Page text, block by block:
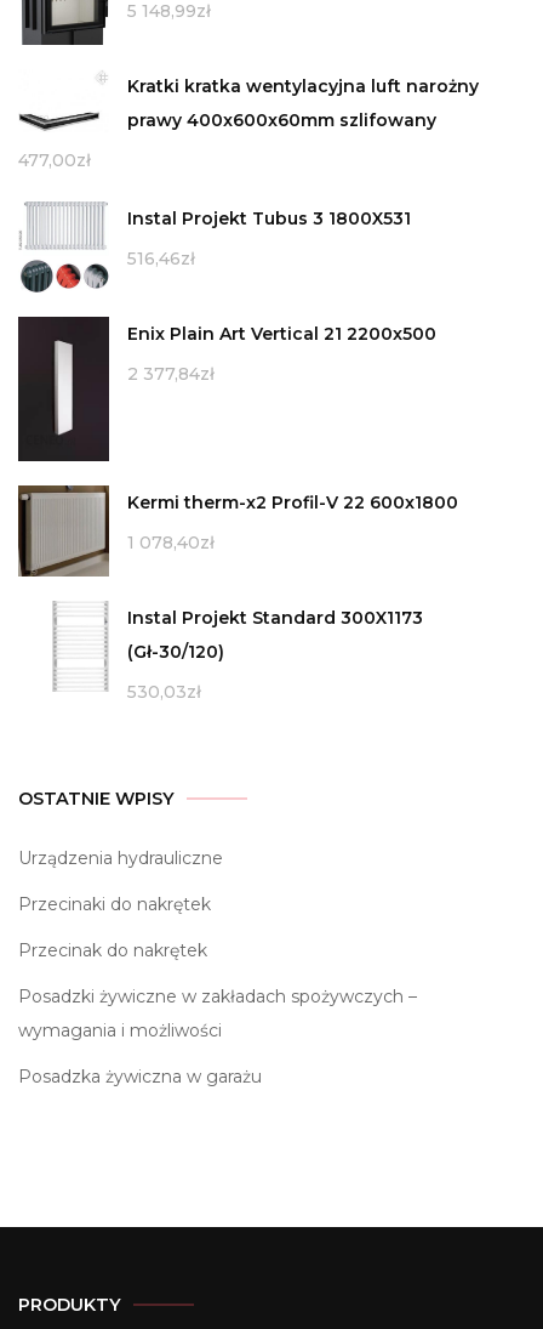
5 148,99zł
Kratki kratka wentylacyjna luft narożny
prawy 400x600x60mm szlifowany
477,00zł
Instal Projekt Tubus 3 1800X531
516,46zł
Enix Plain Art Vertical 21 2200x500
2 377,84zł
Kermi therm-x2 Profil-V 22 600x1800
1 078,40zł
Instal Projekt Standard 300X1173
(Gł-30/120)
530,03zł
OSTATNIE WPISY
Urządzenia hydrauliczne
Przecinaki do nakrętek
Przecinak do nakrętek
Posadzki żywiczne w zakładach spożywczych –
wymagania i możliwości
Posadzka żywiczna w garażu
PRODUKTY